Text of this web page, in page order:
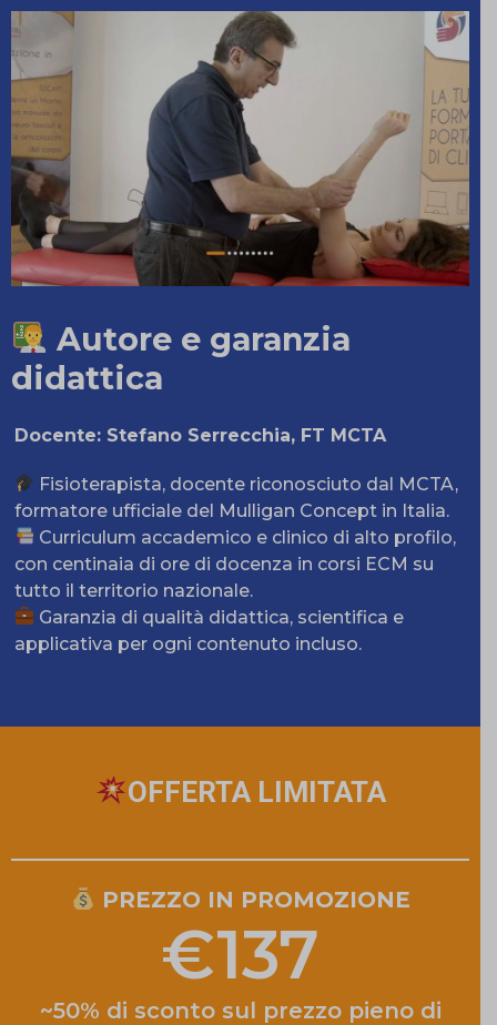
Autore e garanzia
didattica
Docente: Stefano Serrecchia, FT MCTA
Fisioterapista, docente riconosciuto dal MCTA,
formatore ufficiale del Mulligan Concept in Italia.
Curriculum accademico e clinico di alto profilo,
con centinaia di ore di docenza in corsi ECM su
tutto il territorio nazionale.
Garanzia di qualità didattica, scientifica e
applicativa per ogni contenuto incluso.
OFFERTA LIMITATA
PREZZO IN PROMOZIONE
€137
~50% di sconto sul prezzo pieno di